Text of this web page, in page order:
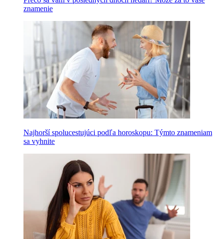
znamenie
Najhorší spolucestujúci podľa horoskopu: Týmto znameniam
sa vyhnite